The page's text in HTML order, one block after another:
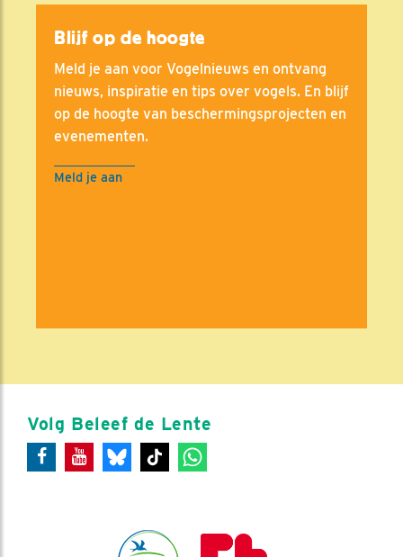
Blijf op de hoogte
Meld je aan voor Vogelnieuws en ontvang
nieuws, inspiratie en tips over vogels. En blijf
op de hoogte van beschermingsprojecten en
evenementen.
Meld je aan
Volg Beleef de Lente